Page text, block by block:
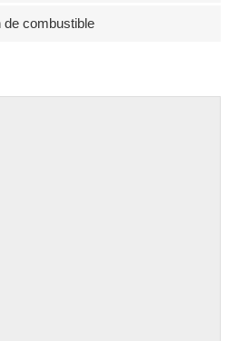
de combustible